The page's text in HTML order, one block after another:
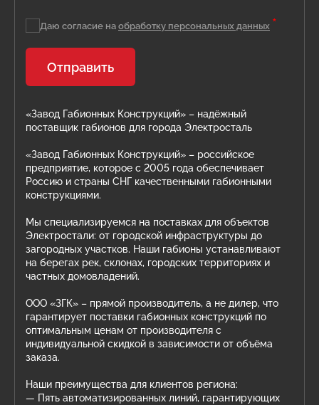
«Завод Габионных Конструкций» – надёжный
поставщик габионов для города Электросталь
«Завод Габионных Конструкций» – российское
предприятие, которое с 2005 года обеспечивает
Россию и страны СНГ качественными габионными
конструкциями.
Мы специализируемся на поставках для объектов
Электростали: от городской инфраструктуры до
загородных участков. Наши габионы устанавливают
на берегах рек, склонах, городских территориях и
частных домовладений.
ООО «ЗГК» – прямой производитель, а не дилер, что
гарантирует поставки габионных конструкций по
оптимальным ценам от производителя с
индивидуальной скидкой в зависимости от объёма
заказа.
Наши преимущества для клиентов региона:
— Пять автоматизированных линий, гарантирующих
Даю согласие на обработку персональных данных *
Отправить